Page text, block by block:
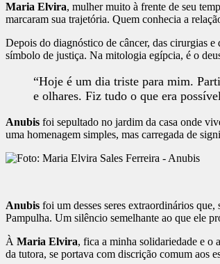
Maria Elvira, mulher muito à frente de seu
marcaram sua trajetória. Quem conhecia a
Depois do diagnóstico de câncer, das cirurgias
símbolo de justiça. Na mitologia egípcia, é o
“Hoje é um dia triste para mim.
e olhares. Fiz tudo o que era
Anubis foi sepultado no jardim da casa onde
uma homenagem simples, mas carregada de
Anubis foi um desses seres extraordinários
Pampulha. Um silêncio semelhante ao que ele
À Maria Elvira, fica a minha solidariedade e o
da tutora, se portava com discrição comum aos